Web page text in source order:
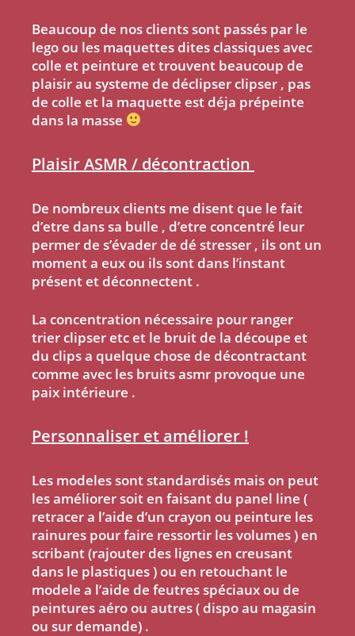
Beaucoup de nos clients sont passés par le
lego ou les maquettes dites classiques avec
colle et peinture et trouvent beaucoup de
plaisir au systeme de déclipser clipser , pas
de colle et la maquette est déja prépeinte
dans la masse
Plaisir ASMR / décontraction
De nombreux clients me disent que le fait
d’etre dans sa bulle , d’etre concentré leur
permer de s’évader de dé stresser , ils ont un
moment a eux ou ils sont dans l’instant
présent et déconnectent .
La concentration nécessaire pour ranger
trier clipser etc et le bruit de la découpe et
du clips a quelque chose de décontractant
comme avec les bruits asmr provoque une
paix intérieure .
Personnaliser et améliorer !
Les modeles sont standardisés mais on peut
les améliorer soit en faisant du panel line (
retracer a l’aide d’un crayon ou peinture les
rainures pour faire ressortir les volumes ) en
scribant (rajouter des lignes en creusant
dans le plastiques ) ou en retouchant le
modele a l’aide de feutres spéciaux ou de
peintures aéro ou autres ( dispo au magasin
ou sur demande) .